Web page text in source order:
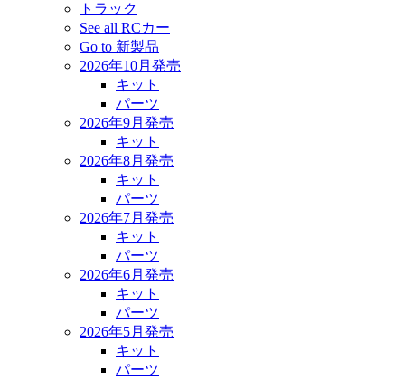
トラック
See all RCカー
Go to 新製品
2026年10月発売
キット
パーツ
2026年9月発売
キット
2026年8月発売
キット
パーツ
2026年7月発売
キット
パーツ
2026年6月発売
キット
パーツ
2026年5月発売
キット
パーツ